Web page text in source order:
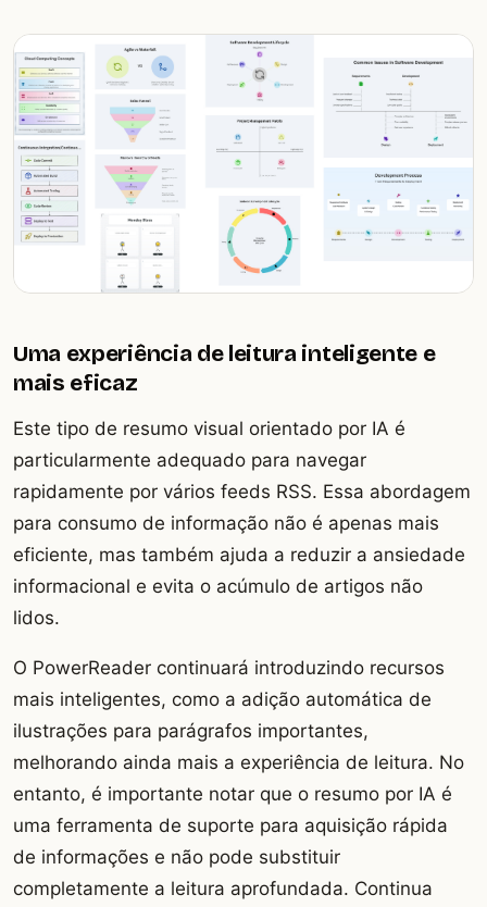
Uma experiência de leitura inteligente e
mais eficaz
Este tipo de resumo visual orientado por IA é
particularmente adequado para navegar
rapidamente por vários feeds RSS. Essa abordagem
para consumo de informação não é apenas mais
eficiente, mas também ajuda a reduzir a ansiedade
informacional e evita o acúmulo de artigos não
lidos.
O PowerReader continuará introduzindo recursos
mais inteligentes, como a adição automática de
ilustrações para parágrafos importantes,
melhorando ainda mais a experiência de leitura. No
entanto, é importante notar que o resumo por IA é
uma ferramenta de suporte para aquisição rápida
de informações e não pode substituir
completamente a leitura aprofundada. Continua